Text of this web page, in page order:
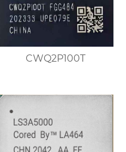
CWQ2P100T